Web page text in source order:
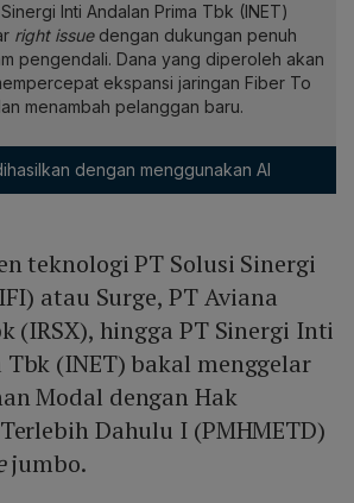
Inti Andalan Prima Tbk (INET)
right issuedengan dukungan penuh
pengendali. Dana yang diperoleh akan
ekspansi jaringan Fiber To
menambah pelanggan baru.
dengan menggunakan AI
teknologi PT Solusi Sinergi
atau Surge, PT Aviana
(IRSX), hingga PT Sinergi Inti
(INET) bakal menggelar
Modal dengan Hak
Dahulu I (PMHMETD)
jumbo.